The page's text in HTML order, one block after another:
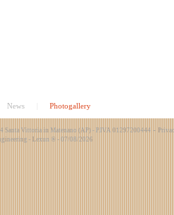
News Photogallery
Vittoria in Matenano (AP) - P.IVA 01297200444 -
- Lexun ® - 07/08/2026